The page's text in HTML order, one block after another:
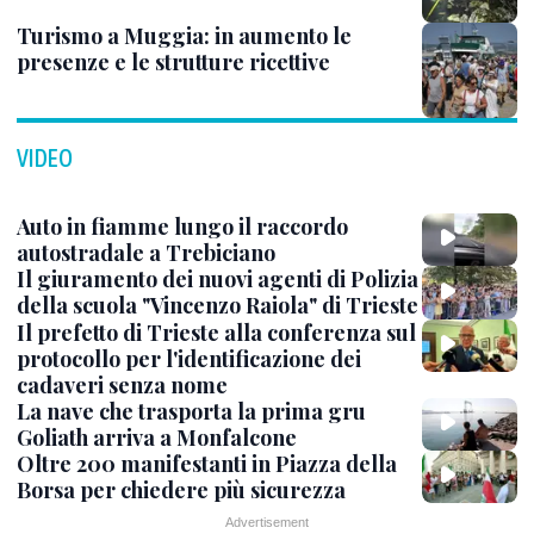
Turismo a Muggia: in aumento le
presenze e le strutture ricettive
VIDEO
Auto in fiamme lungo il raccordo
autostradale a Trebiciano
Il giuramento dei nuovi agenti di Polizia
della scuola "Vincenzo Raiola" di Trieste
Il prefetto di Trieste alla conferenza sul
protocollo per l'identificazione dei
cadaveri senza nome
La nave che trasporta la prima gru
Goliath arriva a Monfalcone
Oltre 200 manifestanti in Piazza della
Borsa per chiedere più sicurezza